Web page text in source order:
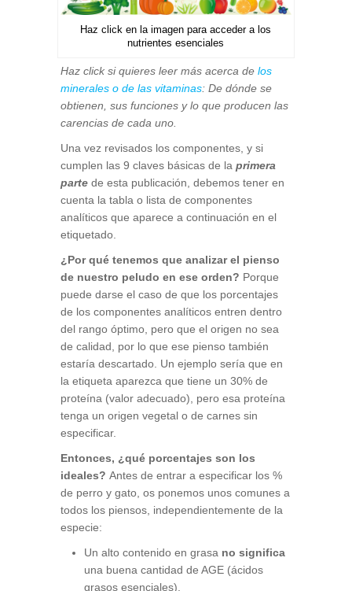
Haz click en la imagen para acceder a los
nutrientes esenciales
Haz click si quieres leer más acerca de los
minerales o de las vitaminas: De dónde se
obtienen, sus funciones y lo que producen las
carencias de cada uno.
Una vez revisados los componentes, y si
cumplen las 9 claves básicas de la primera
partede esta publicación, debemos tener en
cuenta la tabla o lista de componentes
analíticos que aparece a continuación en el
etiquetado.
¿Por qué tenemos que analizar el pienso
de nuestro peludo en ese orden? Porque
puede darse el caso de que los porcentajes
de los componentes analíticos entren dentro
del rango óptimo, pero que el origen no sea
de calidad, por lo que ese pienso también
estaría descartado. Un ejemplo sería que en
la etiqueta aparezca que tiene un 30% de
proteína (valor adecuado), pero esa proteína
tenga un origen vegetal o de carnes sin
especificar.
Entonces, ¿qué porcentajes son los
ideales? Antes de entrar a especificar los %
de perro y gato, os ponemos unos comunes a
todos los piensos, independientemente de la
especie:
Un alto contenido en grasa no significa
una buena cantidad de AGE (ácidos
grasos esenciales).